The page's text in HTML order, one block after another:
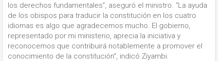
los derechos fundamentales”, aseguró el ministro. “La ayuda
de los obispos para traducir la constitución en los cuatro
idiomas es algo que agradecemos mucho. El gobierno,
representado por mi ministerio, aprecia la iniciativa y
reconocemos que contribuirá notablemente a promover el
conocimiento de la constitución”, indicó Ziyambi.